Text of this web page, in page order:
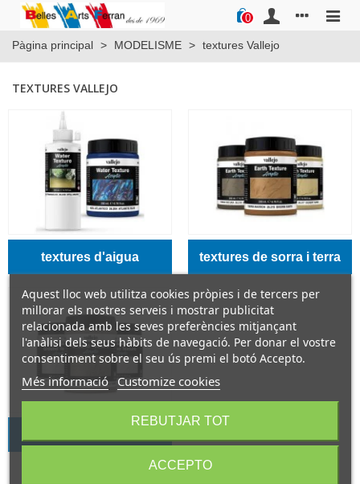
0
Pàgina principal > MODELISME > textures Vallejo
TEXTURES VALLEJO
textures d'aigua textures de sorra i terra
Aquest lloc web utilitza cookies pròpies i de tercers per
millorar els nostres serveis i mostrar publicitat
relacionada amb les seves preferències mitjançant
l'anàlisi dels seus hàbits de navegació. Per donar el vostre
consentiment sobre el seu ús premi el botó Accepto.
Més informació Customize cookies
REBUTJAR TOT
ACCEPTO